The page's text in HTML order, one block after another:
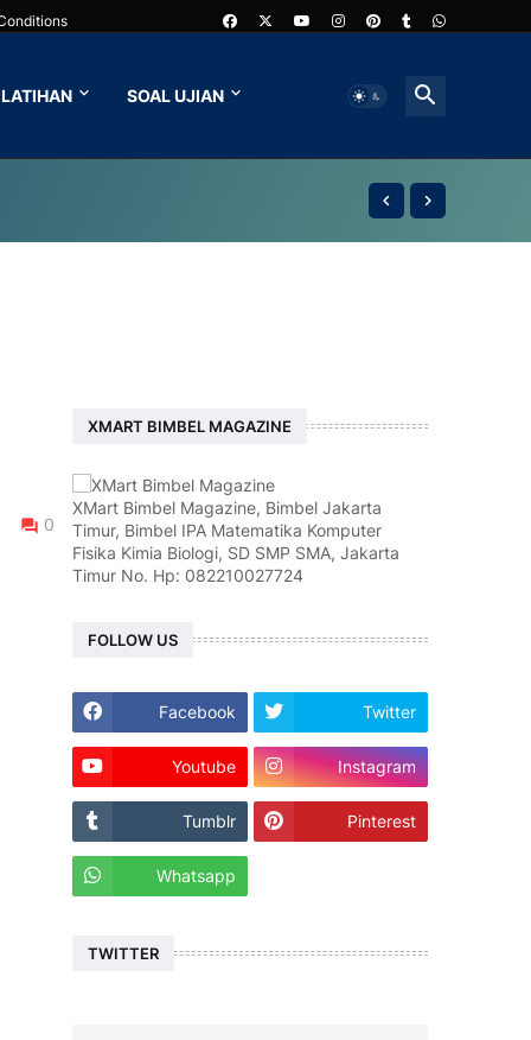
LATIHAN SOAL UJIAN
0
XMART BIMBEL MAGAZINE
XMart Bimbel Magazine, Bimbel Jakarta
Timur, Bimbel IPA Matematika Komputer
Fisika Kimia Biologi, SD SMP SMA, Jakarta
Timur No. Hp: 082210027724
FOLLOW US
Facebook Twitter
Youtube Instagram
Tumblr Pinterest
Whatsapp
TWITTER